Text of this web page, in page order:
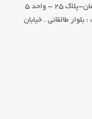
شعبه تهران-سهروردی جنوبی-خیابان اورامان-پلاک 25 - واحد 5
شعبه آبیک : بلوار طالقانی . خیابان